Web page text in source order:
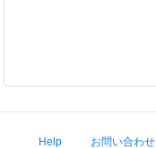
Help お問い合わせ